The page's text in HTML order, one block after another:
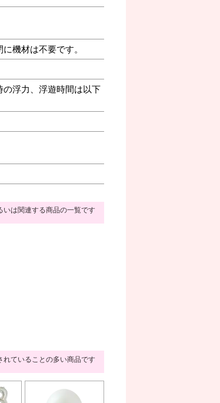
機材は不要です。
浮力、浮遊時間は以下
は関連する商品の一覧です
れていることの多い商品です